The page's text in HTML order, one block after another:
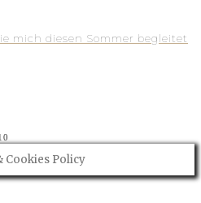
mich diesen Sommer begleitet
Cookies Policy